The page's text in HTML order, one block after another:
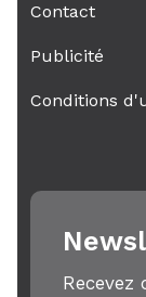
Contact
Publicité
Conditions
Recevez